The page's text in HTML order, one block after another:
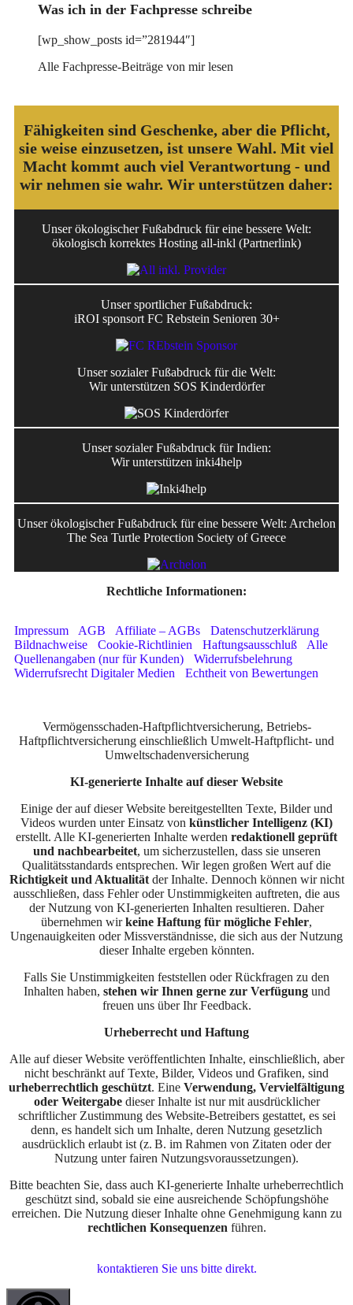
Was ich in der Fachpresse schreibe
[wp_show_posts id=”281944″]
Alle Fachpresse-Beiträge von mir lesen
Fähigkeiten sind Geschenke, aber die Pflicht,
sie weise einzusetzen, ist unsere Wahl. Mit viel
Macht kommt auch viel Verantwortung - und
wir nehmen sie wahr. Wir unterstützen daher:
Unser ökologischer Fußabdruck für eine bessere Welt:
ökologisch korrektes Hosting all-inkl (Partnerlink)
Unser sportlicher Fußabdruck:
iROI sponsort FC Rebstein Senioren 30+
Unser sozialer Fußabdruck für die Welt:
Wir unterstützen SOS Kinderdörfer
Unser sozialer Fußabdruck für Indien:
Wir unterstützen inki4help
Unser ökologischer Fußabdruck für eine bessere Welt: Archelon
The Sea Turtle Protection Society of Greece
Rechtliche Informationen:
Impressum AGB Affiliate – AGBs Datenschutzerklärung
Bildnachweise
Cookie-Richtlinien Haftungsausschluß
Alle
Quellenangaben (nur für Kunden)
Widerrufsbelehrung
Widerrufsrecht Digitaler Medien
Echtheit von Bewertungen
Vermögensschaden-Haftpflichtversicherung, Betriebs-
Haftpflichtversicherung einschließlich Umwelt-Haftpflicht- und
Umweltschadenversicherung
KI-generierte Inhalte auf dieser Website
Einige der auf dieser Website bereitgestellten Texte, Bilder und
Videos wurden unter Einsatz von künstlicher Intelligenz (KI)
erstellt. Alle KI-generierten Inhalte werden redaktionell geprüft
und nachbearbeitet, um sicherzustellen, dass sie unseren
Qualitätsstandards entsprechen. Wir legen großen Wert auf die
Richtigkeit und Aktualitätder Inhalte. Dennoch können wir nicht
ausschließen, dass Fehler oder Unstimmigkeiten auftreten, die aus
der Nutzung von KI-generierten Inhalten resultieren. Daher
übernehmen wirkeine Haftung für mögliche Fehler,
Ungenauigkeiten oder Missverständnisse, die sich aus der Nutzung
dieser Inhalte ergeben könnten.
Falls Sie Unstimmigkeiten feststellen oder Rückfragen zu den
Inhalten haben, stehen wir Ihnen gerne zur Verfügungund
freuen uns über Ihr Feedback.
Urheberrecht und Haftung
Alle auf dieser Website veröffentlichten Inhalte, einschließlich, aber
nicht beschränkt auf Texte, Bilder, Videos und Grafiken, sind
urheberrechtlich geschützt. Eine Verwendung, Vervielfältigung
oder Weitergabedieser Inhalte ist nur mit ausdrücklicher
schriftlicher Zustimmung des Website-Betreibers gestattet, es sei
denn, es handelt sich um Inhalte, deren Nutzung gesetzlich
ausdrücklich erlaubt ist (z. B. im Rahmen von Zitaten oder der
Nutzung unter fairen Nutzungsvoraussetzungen).
Bitte beachten Sie, dass auch KI-generierte Inhalte urheberrechtlich
geschützt sind, sobald sie eine ausreichende Schöpfungshöhe
erreichen. Die Nutzung dieser Inhalte ohne Genehmigung kann zu
rechtlichen Konsequenzen führen.
kontaktieren Sie uns bitte direkt.